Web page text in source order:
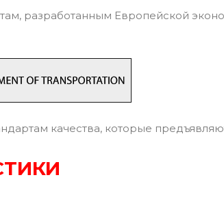
разработанным Европейской
качества, которые